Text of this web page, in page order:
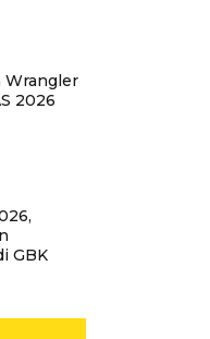
Wrangler
2026
GBK